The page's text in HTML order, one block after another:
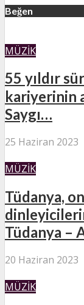
Beğen
MÜZIK
55 yıldır
kariyerinin
Saygı…
25 Haziran 2023
MÜZIK
Tüdanya,
Tüdanya –
20 Haziran 2023
MÜZIK